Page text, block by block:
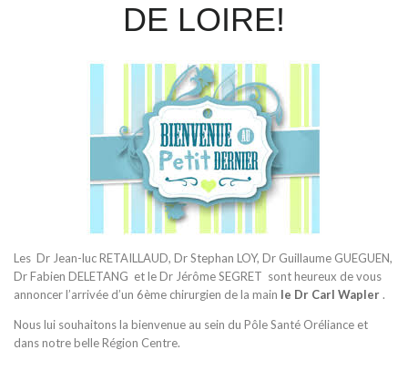
DE LOIRE!
Les Dr Jean-luc RETAILLAUD, Dr Stephan LOY, Dr Guillaume GUEGUEN,
Dr Fabien DELETANG et le Dr Jérôme SEGRET sont heureux de vous
annoncer l’arrivée d’un 6ème chirurgien de la main le Dr Carl Wapler.
Nous lui souhaitons la bienvenue au sein du Pôle Santé Oréliance et
dans notre belle Région Centre.